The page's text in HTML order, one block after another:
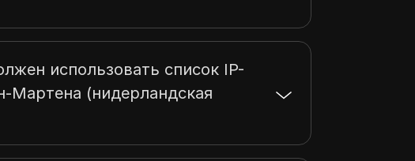
использовать список IP-
Мартена (нидерландская